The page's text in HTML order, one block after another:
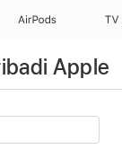
AirPods TV
Apple